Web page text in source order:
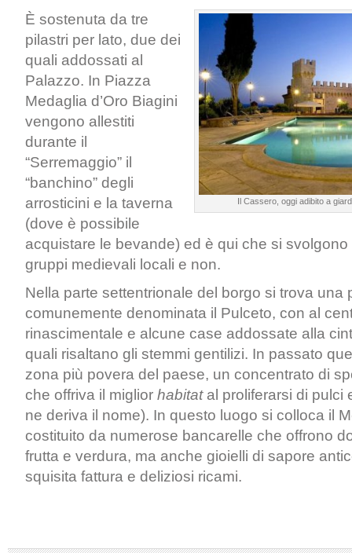
Il Cassero, oggi adibito a
È sostenuta da tre
pilastri per lato, due dei
quali addossati al
Palazzo. In Piazza
Medaglia d’Oro Biagini
vengono allestiti
durante il
“Serremaggio” il
“banchino” degli
arrosticini e la taverna
(dove è possibile
acquistare le bevande) ed è qui che si
gruppi medievali locali e non.
Nella parte settentrionale del borgo si trova una
comunemente denominata il Pulceto, con al
rinascimentale e alcune case addossate alla
quali risaltano gli stemmi gentilizi. In passato
zona più povera del paese, un concentrato di
che offriva il miglior habitatal proliferarsi di pulci
ne deriva il nome). In questo luogo si colloca il
costituito da numerose bancarelle che offrono
frutta e verdura, ma anche gioielli di sapore
squisita fattura e deliziosi ricami.